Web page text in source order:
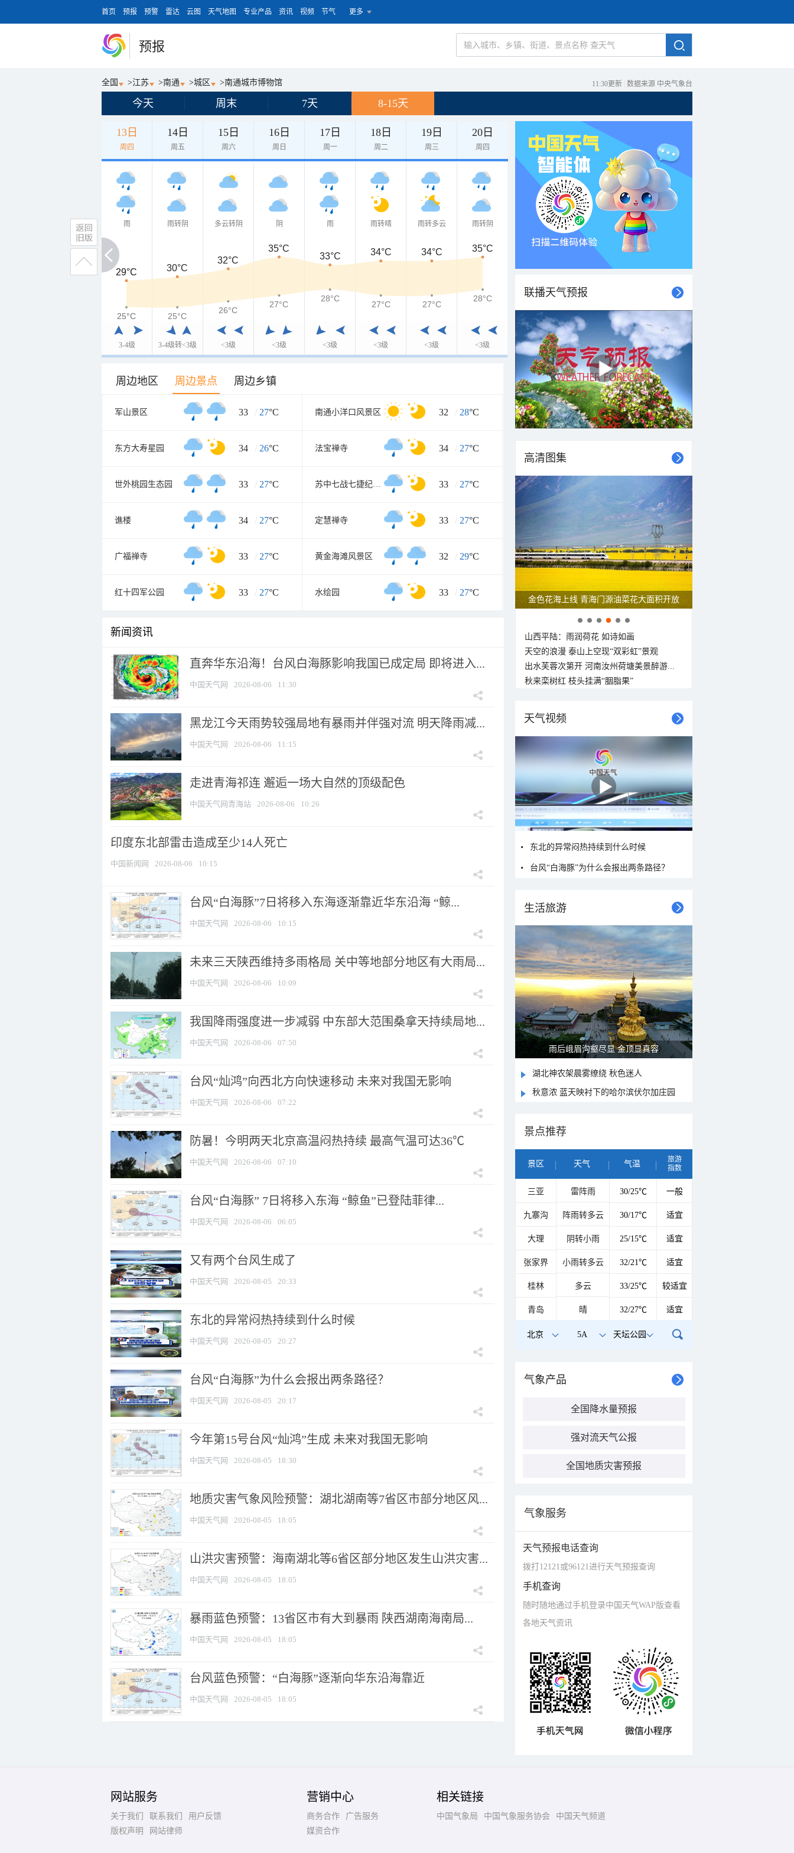
首页 预报 预警 雷达 云图 天气地图 专业产品 资讯 视频 节气 更多
预报
全国 >江苏 >南通 >城区 >南通城市博物馆 11:30更新 数据来源 中央气象台
今天 周末 7天 8-15天
13日
周四
14日
周五
15日
周六
16日
周日
17日
周一
18日
周二
19日
周三
20日
周四
雨
3-4级
雨转阴
3-4级转<3级
多云转阴
<3级
阴
<3级
雨
<3级
雨转晴
<3级
雨转多云
<3级
雨转阴
<3级
29°C
29°C 30°C
32°C
35°C
33°C 34°C 34°C 35°C
25°C
25°C 25°C
26°C
27°C
28°C
27°C 27°C
28°C
周边地区 周边景点 周边乡镇
军山景区 33 / 27°C 南通小洋口风景区 32 / 28°C
东方大寿星园 34 / 26°C 法宝禅寺 34 / 27°C
世外桃园生态园 33 / 27°C 苏中七战七捷纪念馆 33 / 27°C
谯楼 34 / 27°C 定慧禅寺 33 / 27°C
广福禅寺 33 / 27°C 黄金海滩风景区 32 / 29°C
红十四军公园 33 / 27°C 水绘园 33 / 27°C
新闻资讯
直奔华东沿海！台风白海豚影响我国已成定局 即将进入...
中国天气网 2026-08-06 11:30
黑龙江今天雨势较强局地有暴雨并伴强对流 明天降雨减...
中国天气网 2026-08-06 11:15
走进青海祁连 邂逅一场大自然的顶级配色
中国天气网青海站 2026-08-06 10:26
印度东北部雷击造成至少14人死亡
中国新闻网 2026-08-06 10:15
台风“白海豚”7日将移入东海逐渐靠近华东沿海 “鲸...
中国天气网 2026-08-06 10:15
未来三天陕西维持多雨格局 关中等地部分地区有大雨局...
中国天气网 2026-08-06 10:09
我国降雨强度进一步减弱 中东部大范围桑拿天持续局地...
中国天气网 2026-08-06 07:50
台风“灿鸿”向西北方向快速移动 未来对我国无影响
中国天气网 2026-08-06 07:22
防暑！今明两天北京高温闷热持续 最高气温可达36℃
中国天气网 2026-08-06 07:10
台风“白海豚” 7日将移入东海 “鲸鱼”已登陆菲律...
中国天气网 2026-08-06 06:05
又有两个台风生成了
中国天气网 2026-08-05 20:33
东北的异常闷热持续到什么时候
中国天气网 2026-08-05 20:27
台风“白海豚”为什么会报出两条路径？
中国天气网 2026-08-05 20:17
今年第15号台风“灿鸿”生成 未来对我国无影响
中国天气网 2026-08-05 18:30
地质灾害气象风险预警：湖北湖南等7省区市部分地区风...
中国天气网 2026-08-05 18:05
山洪灾害预警：海南湖北等6省区部分地区发生山洪灾害...
中国天气网 2026-08-05 18:05
暴雨蓝色预警：13省区市有大到暴雨 陕西湖南海南局...
中国天气网 2026-08-05 18:05
台风蓝色预警：“白海豚”逐渐向华东沿海靠近
中国天气网 2026-08-05 18:05
联播天气预报
高清图集
金色花海上线 青海门源油菜花大面积开放
山西平陆：雨润荷花 如诗如画
天空的浪漫 泰山上空现“双彩虹”景观
出水芙蓉次第开 河南汝州荷塘美景醉游...
秋来栾树红 枝头挂满“胭脂果”
天气视频
东北的异常闷热持续到什么时候
台风“白海豚”为什么会报出两条路径？
生活旅游
雨后峨眉沟壑尽显 金顶显真容
湖北神农架晨雾缭绕 秋色迷人
秋意浓 蓝天映衬下的哈尔滨伏尔加庄园
景点推荐
景区 天气 气温
旅游
指数
三亚 雷阵雨 30/25℃ 一般
九寨沟 阵雨转多云 30/17℃ 适宜
大理 阴转小雨 25/15℃ 适宜
张家界 小雨转多云 32/21℃ 适宜
桂林 多云 33/25℃ 较适宜
青岛 晴 32/27℃ 适宜
北京 5A 天坛公园
气象产品
全国降水量预报
强对流天气公报
全国地质灾害预报
气象服务
天气预报电话查询
拨打12121或96121进行天气预报查询
手机查询
随时随地通过手机登录中国天气WAP版查看
各地天气资讯
网站服务
关于我们 联系我们
用户反馈
版权声明
网站律师
营销中心
商务合作
广告服务
媒资合作
相关链接
中国气象局 中国气象服务协会 中国天气频道